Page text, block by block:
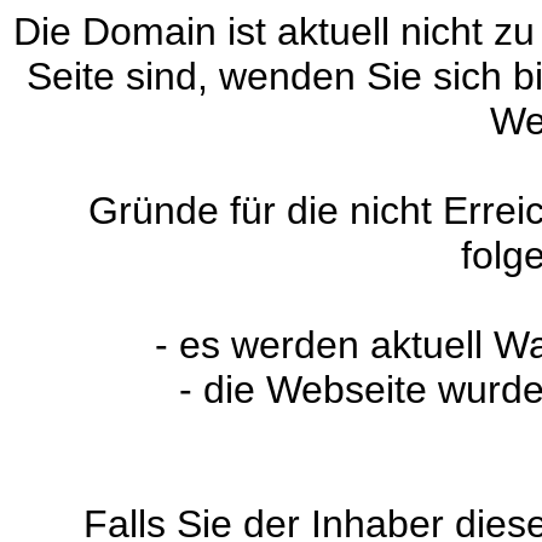
Die Domain ist aktuell nicht
Seite sind, wenden Sie sich
Gründe für die nicht
- es werden aktuell
- die Webseite
Falls Sie der Inhaber